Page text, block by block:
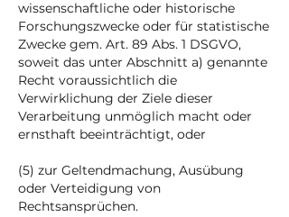
wissenschaftliche oder historische
Forschungszwecke oder für statistische
Zwecke gem. Art. 89 Abs. 1 DSGVO,
soweit das unter Abschnitt a) genannte
Recht voraussichtlich die
Verwirklichung der Ziele dieser
Verarbeitung unmöglich macht oder
ernsthaft beeinträchtigt, oder
(5) zur Geltendmachung, Ausübung
oder Verteidigung von
Rechtsansprüchen.